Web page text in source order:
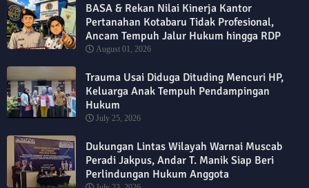
BASA & Rekan Nilai Kinerja Kantor
Pertanahan Kotabaru Tidak Profesional,
Ancam Tempuh Jalur Hukum hingga RDP
August 01, 2026
Trauma Usai Diduga Dituding Mencuri HP,
Keluarga Anak Tempuh Pendampingan
Hukum
July 25, 2026
Dukungan Lintas Wilayah Warnai Muscab
Peradi Jakpus, Andar T. Manik Siap Beri
Perlindungan Hukum Anggota